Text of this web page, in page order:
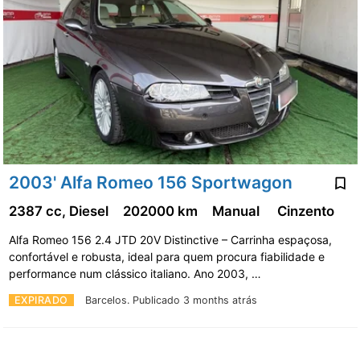
2003' Alfa Romeo 156 Sportwagon
EXPIRADO Barcelos. Publicado 3 months atrás
2387 cc, Diesel 202000 km Manual Cinzento
Alfa Romeo 156 2.4 JTD 20V Distinctive – Carrinha espaçosa,
confortável e robusta, ideal para quem procura fiabilidade e
performance num clássico italiano. Ano 2003, …